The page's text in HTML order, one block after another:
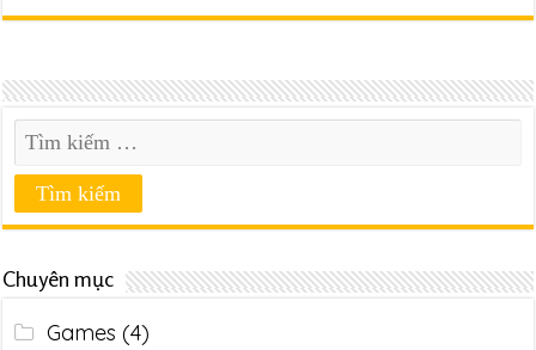
Chuyên mục
Games (4)